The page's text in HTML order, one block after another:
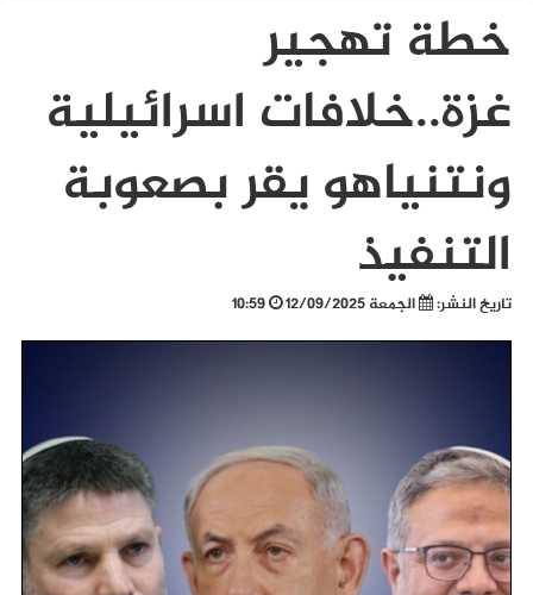
خطة تهجير
غزة..خلافات اسرائيلية
ونتنياهو يقر بصعوبة
التنفيذ
تاريخ النشر: الجمعة 12/09/2025